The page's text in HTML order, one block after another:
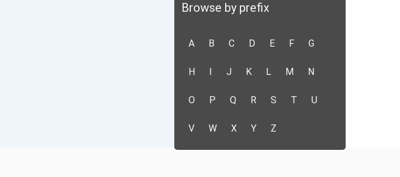
Browse by prefix
A B C D E F G
H I J K L M N
O P Q R S T U
V W X Y Z